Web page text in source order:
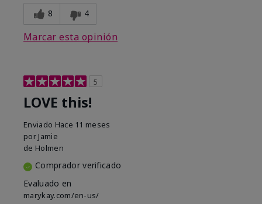
8 4
Marcar esta opinión
5
LOVE this!
Enviado Hace 11 meses
por Jamie
de Holmen
Comprador verificado
Evaluado en
marykay.com/en-us/